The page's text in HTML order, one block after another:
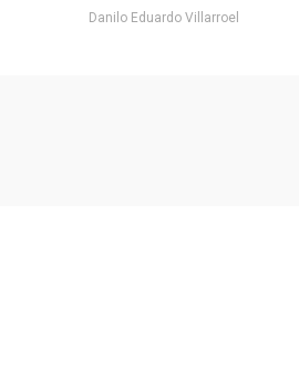
Danilo Eduardo Villarroel